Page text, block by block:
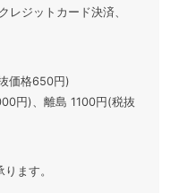
レジットカード決済、
価格650円)
円)、離島 1100円(税抜
ます。